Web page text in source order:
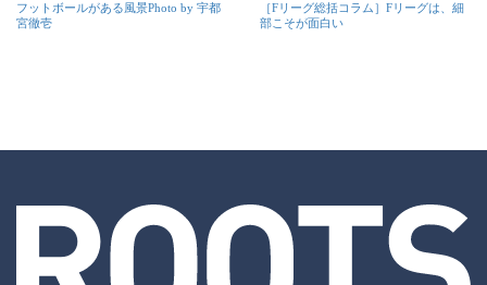
フットボールがある風景Photo by 宇都
宮徹壱
［Fリーグ総括コラム］Fリーグは、細
部こそが面白い